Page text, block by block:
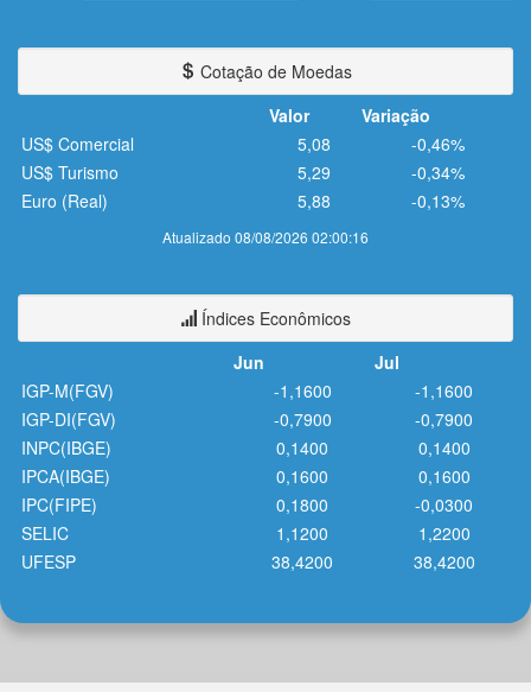
Cotação de Moedas
Valor
Variação
Atualizado 08/08/2026 02:00:16
US$ Comercial 5,08
-0,46%
US$ Turismo
5,29
-0,34%
Euro (Real)
5,88 -0,13%
Índices Econômicos
Jun
Jul
IGP-M(FGV)
-1,1600
-1,1600
IGP-DI(FGV)
-0,7900
-0,7900
INPC(IBGE)
0,1400
0,1400
IPCA(IBGE)
0,1600
0,1600
IPC(FIPE)
0,1800
-0,0300
SELIC
1,1200
1,2200
UFESP
38,4200 38,4200